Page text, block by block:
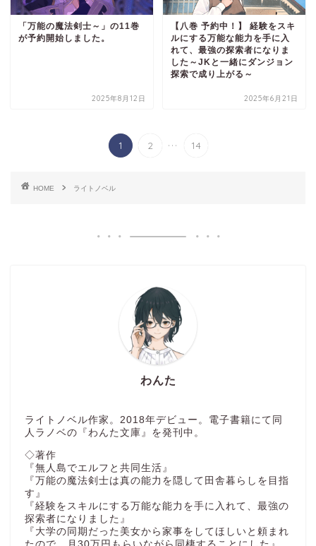
「万能の魔法剣士～」の11巻
が予約開始しました。
2025年8月12日
【八巻 予約中！】 経験をスキ
ルにする万能な能力を手に入
れて、最強の探索者になりま
した～JKと一緒にダンジョン
探索で成り上がる～
2025年6月21日
1 2 ... 14
HOME ライトノベル
わんた
ライトノベル作家。2018年デビュー。電子書籍にて同
人ラノベの『わんた文庫』を発刊中。
◇著作
『無人島でエルフと共同生活』
『万能の魔法剣士は真の能力を隠して田舎暮らしを目指
す』
『経験をスキルにする万能な能力を手に入れて、最強の
探索者になりました』
『大学の同期だった美女から家事をしてほしいと頼まれ